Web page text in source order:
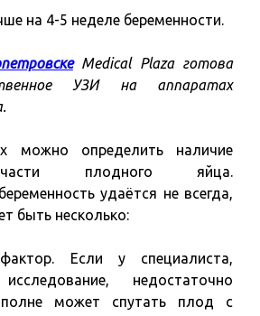
на 4-5 неделе беременности.
Medical Plaza готова
УЗИ на аппаратах
можно определить наличие
части плодного яйца.
удаётся не всегда,
быть несколько:
Если у специалиста,
недостаточно
может спутать плод с